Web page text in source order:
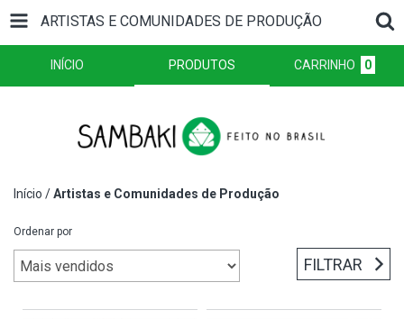
ARTISTAS E COMUNIDADES DE PRODUÇÃO
INÍCIO PRODUTOS CARRINHO 0
Início /Artistas e Comunidades de Produção
Ordenar por
FILTRAR